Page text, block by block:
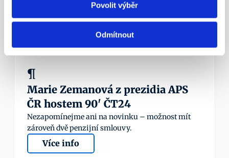
Povolit výběr
Odmítnout
¶
Marie Zemanová z prezidia APS
ČR hostem 90' ČT24
Nezapomínejme ani na novinku – možnost mít
zároveň dvě penzijní smlouvy.
Více info